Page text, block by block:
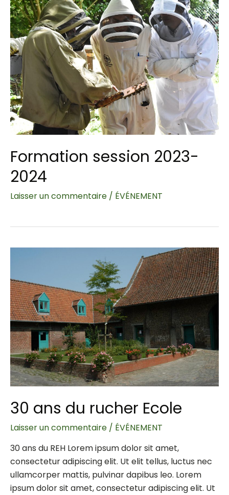
Formation session 2023-
2024
Laisser un commentaire / ÉVÉNEMENT
30 ans du rucher Ecole
Laisser un commentaire / ÉVÉNEMENT
30 ans du REH Lorem ipsum dolor sit amet,
consectetur adipiscing elit. Ut elit tellus, luctus nec
ullamcorper mattis, pulvinar dapibus leo. Lorem
ipsum dolor sit amet, consectetur adipiscing elit. Ut